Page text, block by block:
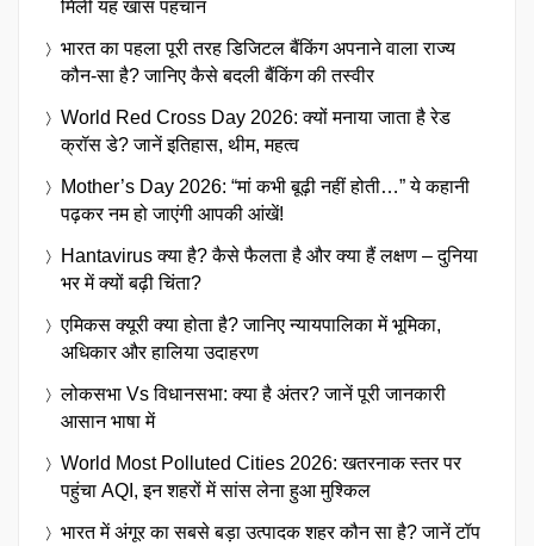
मिली यह खास पहचान
भारत का पहला पूरी तरह डिजिटल बैंकिंग अपनाने वाला राज्य
कौन-सा है? जानिए कैसे बदली बैंकिंग की तस्वीर
World Red Cross Day 2026: क्यों मनाया जाता है रेड
क्रॉस डे? जानें इतिहास, थीम, महत्व
Mother’s Day 2026: “मां कभी बूढ़ी नहीं होती…” ये कहानी
पढ़कर नम हो जाएंगी आपकी आंखें!
Hantavirus क्या है? कैसे फैलता है और क्या हैं लक्षण – दुनिया
भर में क्यों बढ़ी चिंता?
एमिकस क्यूरी क्या होता है? जानिए न्यायपालिका में भूमिका,
अधिकार और हालिया उदाहरण
लोकसभा Vs विधानसभा: क्या है अंतर? जानें पूरी जानकारी
आसान भाषा में
World Most Polluted Cities 2026: खतरनाक स्तर पर
पहुंचा AQI, इन शहरों में सांस लेना हुआ मुश्किल
भारत में अंगूर का सबसे बड़ा उत्पादक शहर कौन सा है? जानें टॉप